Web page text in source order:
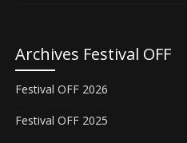
Archives Festival OFF
Festival OFF 2026
Festival OFF 2025